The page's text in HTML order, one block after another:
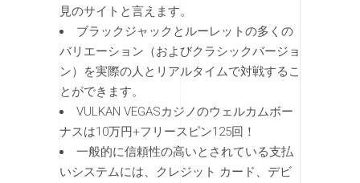
見のサイトと言えます。
ブラックジャックとルーレットの多くの
バリエーション（およびクラシックバージョ
ン）を実際の人とリアルタイムで対戦するこ
とができます。
VULKAN VEGASカジノのウェルカムボー
ナスは10万円+フリースピン125回！
一般的に信頼性の高いとされている支払
いシステムには、クレジット カード、デビ